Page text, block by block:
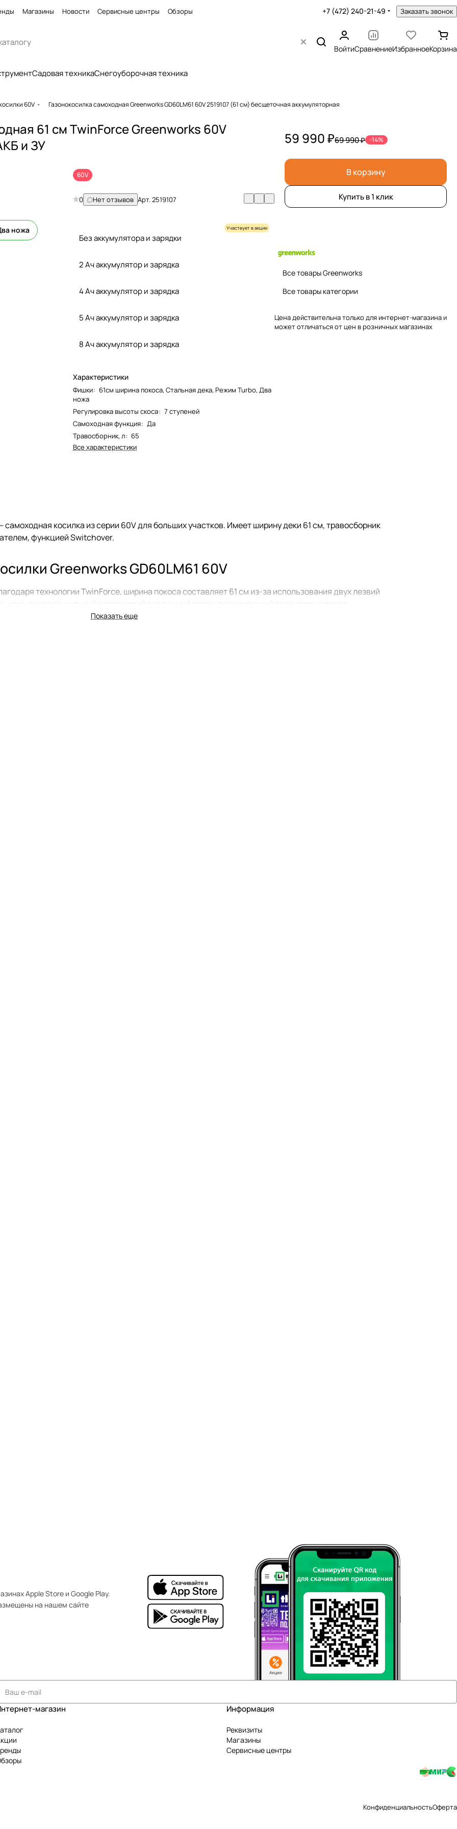
Магазины Новости Сервисные центры Обзоры +7 (472) 240-21-49 Заказать звонок
ВойтиСравнениеИзбранноеКорзина
Садовая техникаСнегоуборочная техника
60V Газонокосилка самоходная Greenworks GD60LM61 60V 2519107 (61 см) бесщеточная аккумуляторная
61 см ТwinForсe Greenworks 60V
и ЗУ
ножа
60V
0 Нет отзывов Арт.2519107
Участвует в акции
Без аккумулятора и зарядки
2 Ач аккумулятор и зарядка
4 Ач аккумулятор и зарядка
5 Ач аккумулятор и зарядка
8 Ач аккумулятор и зарядка
Характеристики
Фишки: 61см ширина покоса, Стальная дека, Режим Turbo, Два
ножа
Регулировка высоты скоса: 7 ступеней
Самоходная функция: Да
Травосборник, л: 65
Все характеристики
59 990 ₽69 990 ₽ -14%
В корзину
Купить в 1 клик
Все товары Greenworks
Все товары категории
Цена действительна только для интернет-магазина и
может отличаться от цен в розничных магазинах
самоходная косилка из серии 60V для больших участков. Имеет ширину деки 61 см, травосборник
функцией Switchover.
Greenworks GD60LM61 60V
технологии TwinForce, ширина покоса составляет 61 см из-за использования двух лезвий
ножи создают сильный восходящий воздушный поток, поднимающий траву прямо перед
в диапазоне от 2,2 до 5,4 км/час, обеспечивая комфортную работу на участках
Такой двигатель меньше подвержен износу, имеет более продолжительный срок службы и не
пониженным уровнем шума и вибрации.
Switchover, которая позволяет использовать два аккумулятора одновременно. Как
переключается на второй. Уровень заряда можно контролировать по индикаторам на
и стабильной работы. Колеса установлены на высококачественных подшипниках,
кошении. Устройство также оснащено LED фарой, которая обеспечивает оптимальное
Легко складывать и регулировать легкую и прочную алюминиевую ручку, всего лишь
вращения барашковых гаек. В сложенном состоянии ручка служит опорой для компактного
60V
устройствами Greenworks 60V. Полупрофессиональная серия садовой техники и
для решения как повседневных, так и более сложных задач.
Показать еще
Apple Store и Google Play.
на нашем сайте
магазин Информация
Реквизиты
Магазины
Сервисные центры
КонфиденциальностьОферта